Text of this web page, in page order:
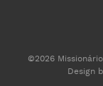
©2026
Design